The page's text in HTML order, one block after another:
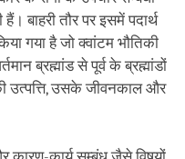
बाहरी तौर पर इसमें पदार्थ
गया है जो क्वांटम भौतिकी
ब्रह्मांड से पूर्व के ब्रह्मांडों
उत्पत्ति, उसके जीवनकाल और